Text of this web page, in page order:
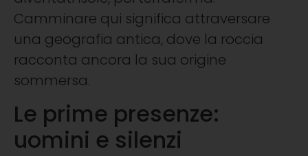
Camminare qui significa attraversare
una geografia antica, dove la roccia
racconta ancora la sua origine
sommersa.
Le prime presenze:
uomini e silenzi